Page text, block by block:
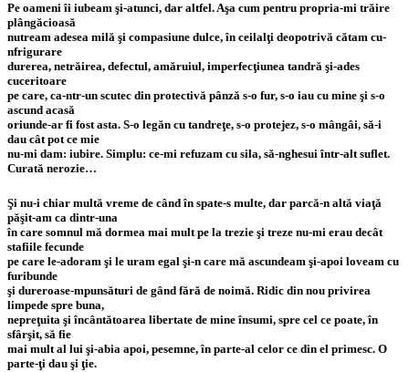
Pe oameni îi iubeam şi-atunci, dar altfel. Aşa cum pentru propria-mi trăire
plângăcioasă
nutream adesea milă şi compasiune dulce, în ceilalţi deopotrivă cătam cu-
nfrigurare
durerea, netrăirea, defectul, amăruiul, imperfecţiunea tandră şi-ades
cuceritoare
pe care, ca-ntr-un scutec din protectivă pânză s-o fur, s-o iau cu mine şi s-o
ascund acasă
oriunde-ar fi fost asta. S-o legăn cu tandreţe, s-o protejez, s-o mângâi, să-i
dau cât pot ce mie
nu-mi dam: iubire. Simplu: ce-mi refuzam cu sila, să-nghesui într-alt suflet.
Curată nerozie…
Şi nu-i chiar multă vreme de când în spate-s multe, dar parcă-n altă viaţă
păşit-am ca dintr-una
în care somnul mă dormea mai mult pe la trezie şi treze nu-mi erau decât
stafiile fecunde
pe care le-adoram şi le uram egal şi-n care mă ascundeam şi-apoi loveam cu
furibunde
şi dureroase-mpunsături de gând fără de noimă. Ridic din nou privirea
limpede spre buna,
nepreţuita şi încântătoarea libertate de mine însumi, spre cel ce poate, în
sfârşit, să fie
mai mult al lui şi-abia apoi, pesemne, în parte-al celor ce din el primesc. O
parte-ţi dau şi ţie.